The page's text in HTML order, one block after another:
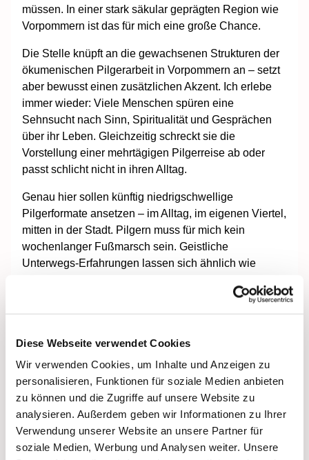
Diese Webseite verwendet Cookies
Wir verwenden Cookies, um Inhalte und Anzeigen zu
personalisieren, Funktionen für soziale Medien anbieten
zu können und die Zugriffe auf unsere Website zu
analysieren. Außerdem geben wir Informationen zu Ihrer
Verwendung unserer Website an unsere Partner für
soziale Medien, Werbung und Analysen weiter. Unsere
müssen. In einer stark säkular geprägten Region wie
Vorpommern ist das für mich eine große Chance.
Die Stelle knüpft an die gewachsenen Strukturen der
ökumenischen Pilgerarbeit in Vorpommern an – setzt
aber bewusst einen zusätzlichen Akzent. Ich erlebe
immer wieder: Viele Menschen spüren eine
Sehnsucht nach Sinn, Spiritualität und Gesprächen
über ihr Leben. Gleichzeitig schreckt sie die
Vorstellung einer mehrtägigen Pilgerreise ab oder
passt schlicht nicht in ihren Alltag.
Genau hier sollen künftig niedrigschwellige
Pilgerformate ansetzen – im Alltag, im eigenen Viertel,
mitten in der Stadt. Pilgern muss für mich kein
wochenlanger Fußmarsch sein. Geistliche
Unterwegs-Erfahrungen lassen sich ähnlich wie
oder beim Spaziergang,
„Pilgern im eigenen Viertel“ mit spirituellen
Stationen an vertrauten Alltagsorten,
Themenpilgerwege zu Nachhaltigkeit,
Versöhnung und Berufung,
generationen- und religionsübergreifende